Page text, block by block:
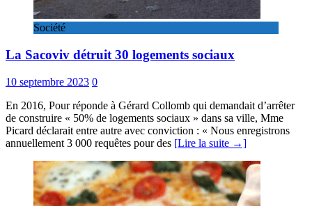
Société
La Sacoviv détruit 30 logements sociaux
10 septembre 2023 0
En 2016, Pour réponde à Gérard Collomb qui demandait d’arrêter
de construire « 50% de logements sociaux » dans sa ville, Mme
Picard déclarait entre autre avec conviction : « Nous enregistrons
annuellement 3 000 requêtes pour des [Lire la suite →]